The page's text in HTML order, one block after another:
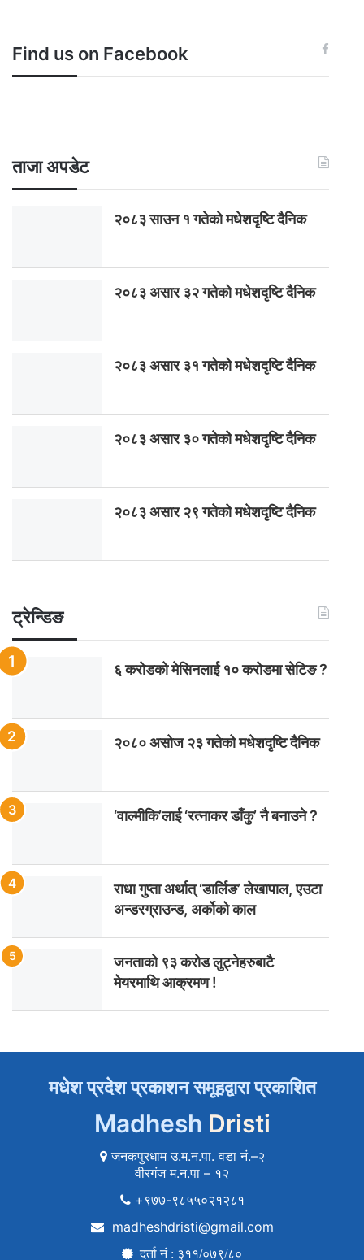
Find us on Facebook
ताजा अपडेट
२०८३ साउन १ गतेकाे मधेशदृष्टि दैनिक
२०८३ असार ३२ गतेको मधेशदृष्टि दैनिक
२०८३ असार ३१ गतेको मधेशदृष्टि दैनिक
२०८३ असार ३० गतेको मधेशदृष्टि दैनिक
२०८३ असार २९ गतेको मधेशदृष्टि दैनिक
ट्रेन्डिङ
६ करोडको मेसिनलाई १० करोडमा सेटिङ ?
२०८० असोज २३ गतेको मधेशदृष्टि दैनिक
‘वाल्मीकि’लाई ‘रत्नाकर डाँकु’ नै बनाउने ?
राधा गुप्ता अर्थात् ‘डार्लिङ’ लेखापाल, एउटा
अन्डरग्राउन्ड, अर्कोको काल
जनताको ९३ करोड लुट्नेहरुबाटै
मेयरमाथि आक्रमण !
मधेश प्रदेश प्रकाशन समूहद्वारा प्रकाशित
Madhesh Dristi
जनकपुरधाम उ.म.न.पा. वडा नं.–२
वीरगंज म.न.पा – १२
+९७७-९८५५०२१२८१
madheshdristi@gmail.com
दर्ता नं : ३११/०७९/८०